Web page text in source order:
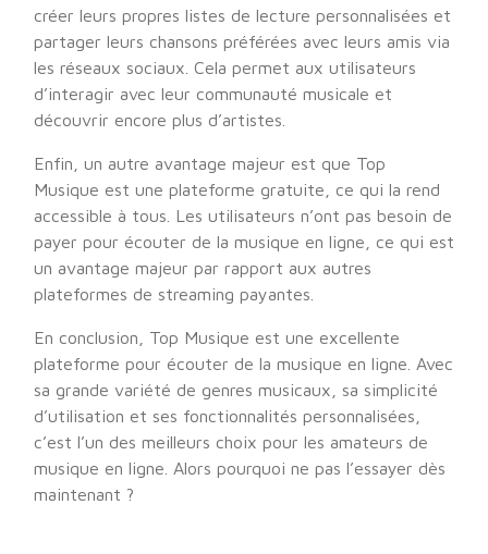
créer leurs propres listes de lecture personnalisées et
partager leurs chansons préférées avec leurs amis via
les réseaux sociaux. Cela permet aux utilisateurs
d’interagir avec leur communauté musicale et
découvrir encore plus d’artistes.
Enfin, un autre avantage majeur est que Top
Musique est une plateforme gratuite, ce qui la rend
accessible à tous. Les utilisateurs n’ont pas besoin de
payer pour écouter de la musique en ligne, ce qui est
un avantage majeur par rapport aux autres
plateformes de streaming payantes.
En conclusion, Top Musique est une excellente
plateforme pour écouter de la musique en ligne. Avec
sa grande variété de genres musicaux, sa simplicité
d’utilisation et ses fonctionnalités personnalisées,
c’est l’un des meilleurs choix pour les amateurs de
musique en ligne. Alors pourquoi ne pas l’essayer dès
maintenant ?